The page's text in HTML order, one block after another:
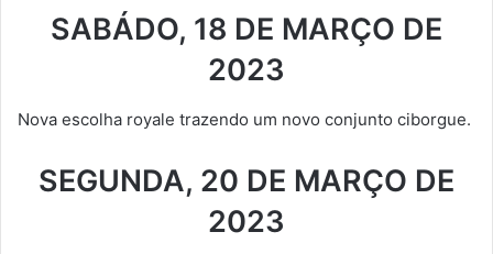
SABÁDO, 18 DE MARÇO DE
2023
Nova escolha royale trazendo um novo conjunto ciborgue.
SEGUNDA, 20 DE MARÇO DE
2023